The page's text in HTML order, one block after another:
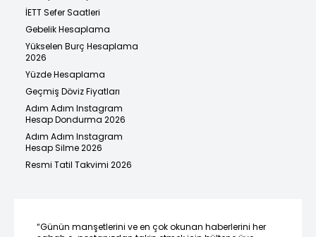
İETT Sefer Saatleri
Gebelik Hesaplama
Yükselen Burç Hesaplama
2026
Yüzde Hesaplama
Geçmiş Döviz Fiyatları
Adım Adım Instagram
Hesap Dondurma 2026
Adım Adım Instagram
Hesap Silme 2026
Resmi Tatil Takvimi 2026
“Günün manşetlerini ve en çok okunan haberlerini her